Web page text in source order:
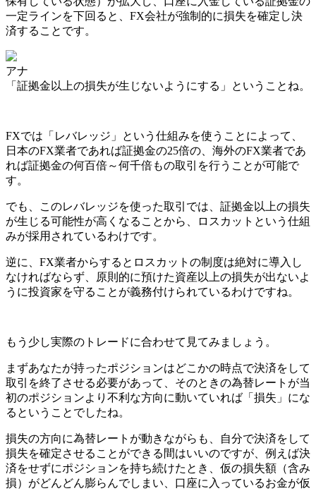
一定ラインを下回ると、FX会社が強制的に損失を確定し決
済すること です。
アナ
「証拠金以上の損失が生じないようにする」
ということね。
FXでは「レバレッジ」という仕組みを使うことによって、
日本のFX業者であれば証拠金の25倍の、海外のFX業者であ
れば証拠金の何百倍～何千倍もの取引を行うことが可能で
す。
でも、このレバレッジを使った取引では、証拠金以上の損失
が生じる可能性が高くなることから、ロスカットという仕組
みが採用されているわけです。
逆に、 FX業者からするとロスカットの制度は絶対に導入し
なければならず、原則的に預けた資産以上の損失が出ないよ
うに投資家を守ることが義務付けられているわけですね。
もう少し実際のトレードに合わせて見てみましょう。
まずあなたが持ったポジションはどこかの時点で決済をして
取引を終了させる必要があって、そのときの為替レートが当
初のポジションより不利な方向に動いていれば「損失」にな
るということでしたね。
損失の方向に為替レートが動きながらも、自分で決済をして
損失を確定させることができる間はいいのですが、例えば決
済をせずにポジションを持ち続けたとき、仮の損失額（含み
損）がどんどん膨らんでしまい、口座に入っているお金が仮